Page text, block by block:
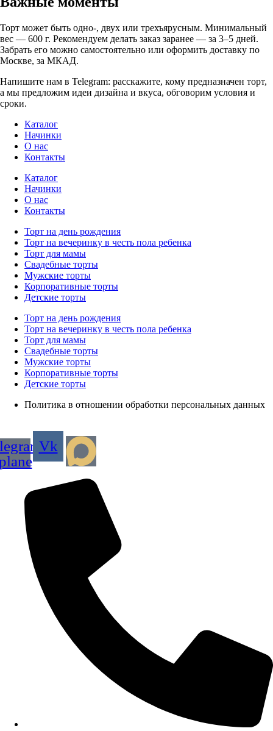
Торт может быть одно-, двух или трехъярусным. Минимальный
вес — 600 г. Рекомендуем делать заказ заранее — за 3–5 дней.
Забрать его можно самостоятельно или оформить доставку по
Москве, за МКАД.
Напишите нам в Telegram: расскажите, кому предназначен торт,
а мы предложим идеи дизайна и вкуса, обговорим условия и
сроки.
Каталог
Начинки
О нас
Контакты
Каталог
Начинки
О нас
Контакты
Торт на день рождения
Торт на вечеринку в честь пола ребенка
Торт для мамы
Свадебные торты
Мужские торты
Корпоративные торты
Детские торты
Торт на день рождения
Торт на вечеринку в честь пола ребенка
Торт для мамы
Свадебные торты
Мужские торты
Корпоративные торты
Детские торты
Политика в отношении обработки персональных данных
Vk